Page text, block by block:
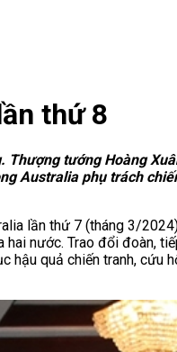
thứ 8
tướng Hoàng
Australia phụ trách
lần thứ 7 (tháng 3/
nước. Trao đổi đoàn,
quả chiến tranh, cứu